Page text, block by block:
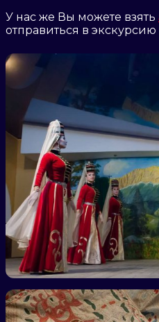
У нас же Вы можете взять
отправиться в экскурсию